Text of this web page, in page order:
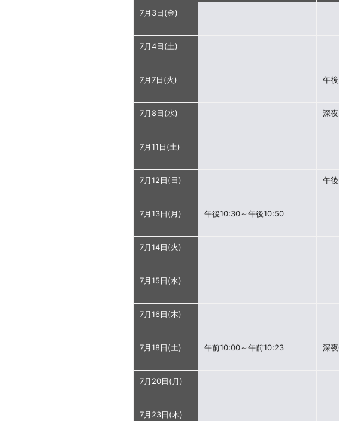
7月3日(金)
7月4日(土)
7月7日(火) 午
7月8日(水) 深
7月11日(土)
7月12日(日) 午
7月13日(月) 午後10:30～午後10:50
7月14日(火)
7月15日(水)
7月16日(木)
7月18日(土) 午前10:00～午前10:23 深
7月20日(月)
7月23日(木)